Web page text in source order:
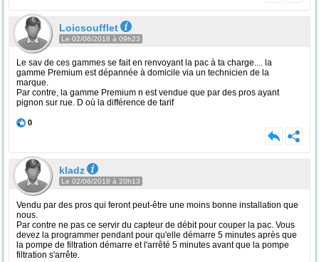
Loicsoufflet
Le 02/06/2018 à 09h23
Le sav de ces gammes se fait en renvoyant la pac à ta charge.... la
gamme Premium est dépannée à domicile via un technicien de la
marque.
Par contre, la gamme Premium n est vendue que par des pros ayant
pignon sur rue. D où la différence de tarif
0
kladz
Le 02/06/2018 à 20h13
Vendu par des pros qui feront peut-être une moins bonne installation que
nous.
Par contre ne pas ce servir du capteur de débit pour couper la pac. Vous
devez la programmer pendant pour qu'elle démarre 5 minutes après que
la pompe de filtration démarre et l'arrêté 5 minutes avant que la pompe
filtration s'arrête.